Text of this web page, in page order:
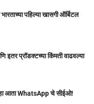
पहिल्या खासगी ऑर्बिटल
प्रॉडक्टच्या किंमती वाढवल्या
आता WhatsApp चे सीईओ!